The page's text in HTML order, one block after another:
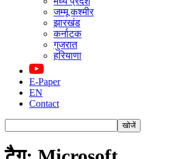
जम्मू कश्मीर
झारखंड
कर्नाटक
गुजरात
हरियाणा
E-Paper
EN
Contact